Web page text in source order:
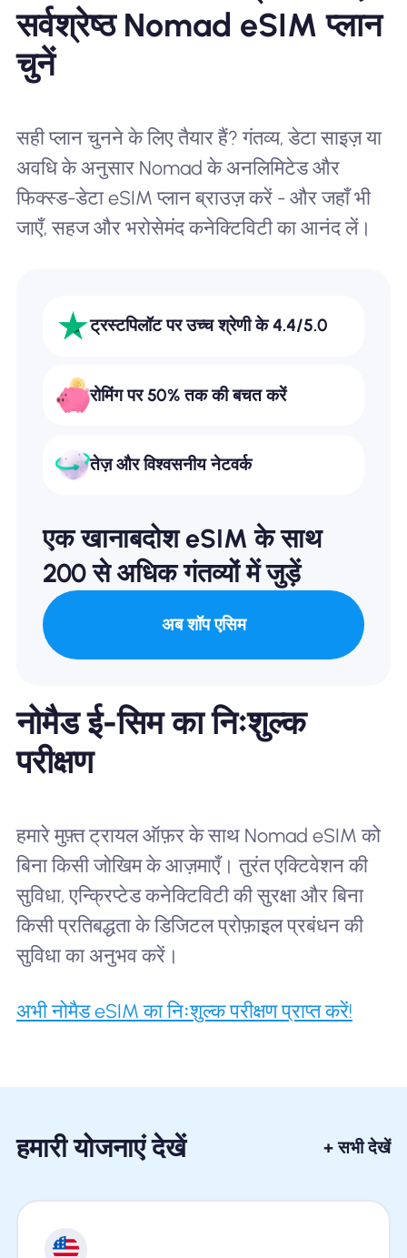
सर्वश्रेष्ठ Nomad eSIM प्लान
चुनें
सही प्लान चुनने के लिए तैयार हैं? गंतव्य, डेटा साइज़ या
अवधि के अनुसार Nomad के अनलिमिटेड और
फिक्स्ड-डेटा eSIM प्लान ब्राउज़ करें - और जहाँ भी
जाएँ, सहज और भरोसेमंद कनेक्टिविटी का आनंद लें।
ट्रस्टपिलॉट पर उच्च श्रेणी के 4.4/5.0
रोमिंग पर 50% तक की बचत करें
तेज़ और विश्वसनीय नेटवर्क
एक खानाबदोश eSIM के साथ
200 से अधिक गंतव्यों में जुड़ें
अब शॉप एसिम
नोमैड ई-सिम का निःशुल्क
परीक्षण
हमारे मुफ़्त ट्रायल ऑफ़र के साथ Nomad eSIM को
बिना किसी जोखिम के आज़माएँ। तुरंत एक्टिवेशन की
सुविधा, एन्क्रिप्टेड कनेक्टिविटी की सुरक्षा और बिना
किसी प्रतिबद्धता के डिजिटल प्रोफ़ाइल प्रबंधन की
सुविधा का अनुभव करें।
अभी नोमैड eSIM का निःशुल्क परीक्षण प्राप्त करें!
हमारी योजनाएं देखें + सभी देखें